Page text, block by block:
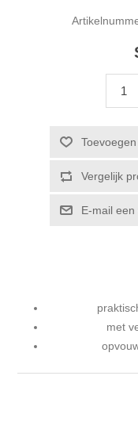
Vergelijk
E-mail een
met